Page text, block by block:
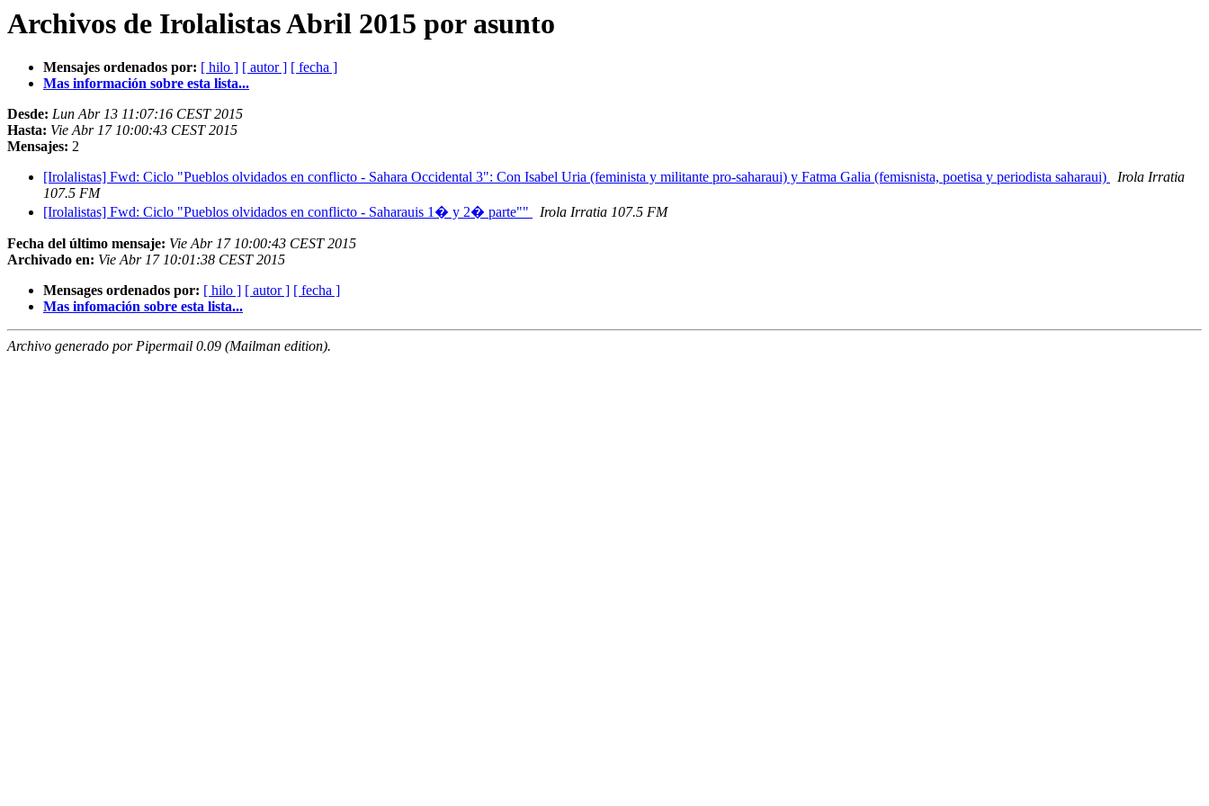
Archivos de Irolalistas Abril 2015 por asunto
Mensajes ordenados por: [ hilo ] [ autor ] [ fecha ]
Mas información sobre esta lista...
Desde: Lun Abr 13 11:07:16 CEST 2015
Hasta: Vie Abr 17 10:00:43 CEST 2015
Mensajes: 2
[Irolalistas] Fwd: Ciclo "Pueblos olvidados en conflicto - Sahara Occidental 3": Con Isabel Uria (feminista y militante pro-saharaui) y Fatma Galia (femisnista, poetisa y periodista saharaui)
Irola Irratia
107.5 FM
[Irolalistas] Fwd: Ciclo "Pueblos olvidados en conflicto - Saharauis 1� y 2� parte""
Irola Irratia 107.5 FM
Fecha del último mensaje: Vie Abr 17 10:00:43 CEST 2015
Archivado en: Vie Abr 17 10:01:38 CEST 2015
Mensages ordenados por: [ hilo ] [ autor ] [ fecha ]
Mas infomación sobre esta lista...
Archivo generado por Pipermail 0.09 (Mailman edition).